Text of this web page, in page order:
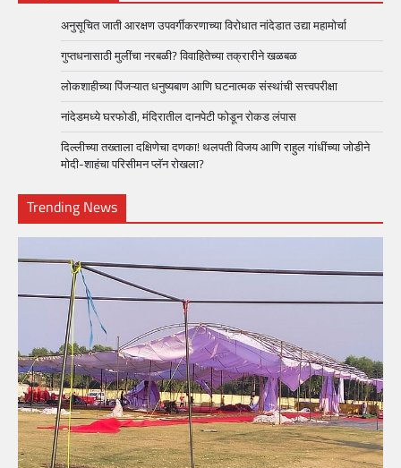
अनुसूचित जाती आरक्षण उपवर्गीकरणाच्या विरोधात नांदेडात उद्या महामोर्चा
गुप्तधनासाठी मुलींचा नरबळी? विवाहितेच्या तक्रारीने खळबळ
लोकशाहीच्या पिंजऱ्यात धनुष्यबाण आणि घटनात्मक संस्थांची सत्त्वपरीक्षा
नांदेडमध्ये घरफोडी, मंदिरातील दानपेटी फोडून रोकड लंपास
दिल्लीच्या तख्ताला दक्षिणेचा दणका! थलपती विजय आणि राहुल गांधींच्या जोडीने
मोदी-शाहंचा परिसीमन प्लॅन रोखला?
Trending News